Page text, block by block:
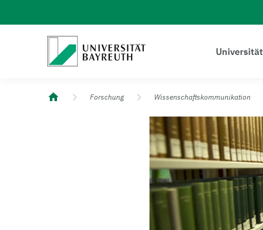
Logo Universität Bayreuth
Universität
Universität Bayreuth – Deine Top-Campus-Uni
Forschung Wissenschaftskommunikation